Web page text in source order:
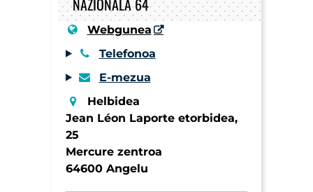
Webgunea
Telefonoa
E-mezua
Helbidea
Jean Léon Laporte etorbidea,
25
Mercure zentroa
64600 Angelu